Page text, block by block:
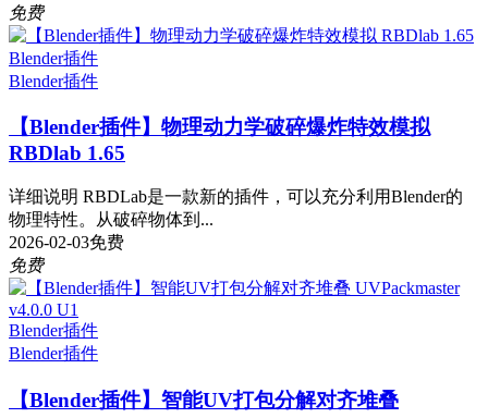
免费
Blender插件
Blender插件
【Blender插件】物理动力学破碎爆炸特效模拟
RBDlab 1.65
详细说明 RBDLab是一款新的插件，可以充分利用Blender的
物理特性。从破碎物体到...
2026-02-03免费
免费
Blender插件
Blender插件
【Blender插件】智能UV打包分解对齐堆叠